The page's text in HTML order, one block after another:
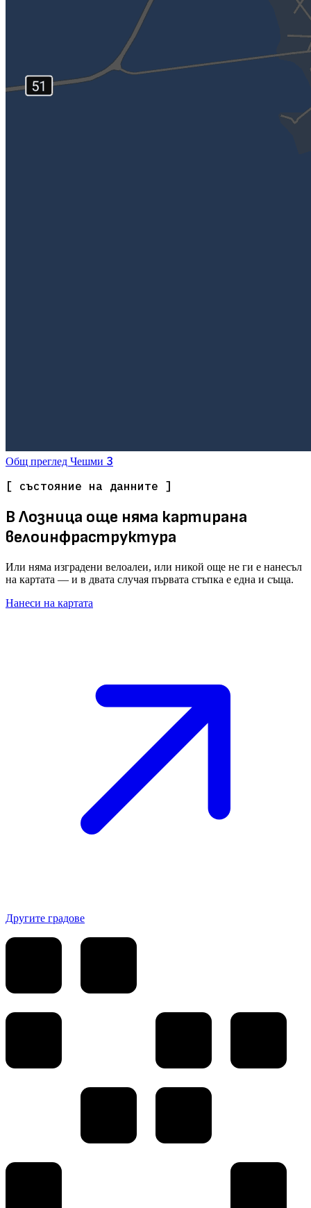
Общ преглед Чешми 3
[ състояние на данните ]
В Лозница още няма картирана
велоинфраструктура
Или няма изградени велоалеи, или никой още не ги е нанесъл
на картата — и в двата случая първата стъпка е една и съща.
Нанеси на картата
Другите градове